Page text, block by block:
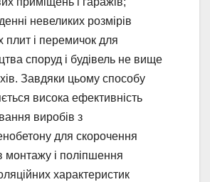
невеликих розмірів
плит і перемичок для
споруд і будівель не вище
Завдяки цьому способу
висока ефективність
виробів з
для скорочення
монтажу і поліпшення
характеристик